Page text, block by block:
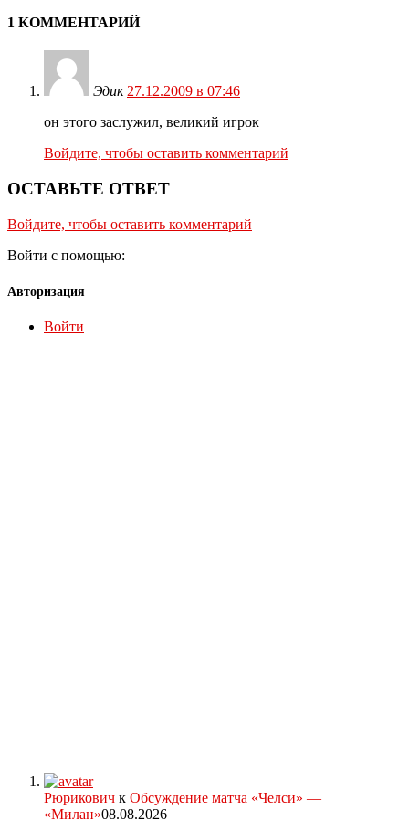
1 КОММЕНТАРИЙ
Эдик 27.12.2009 в 07:46
он этого заслужил, великий игрок
Войдите, чтобы оставить комментарий
ОСТАВЬТЕ ОТВЕТ
Войдите, чтобы оставить комментарий
Войти с помощью:
Авторизация
Войти
Рюрикович к Обсуждение матча «Челси» —
«Милан»08.08.2026